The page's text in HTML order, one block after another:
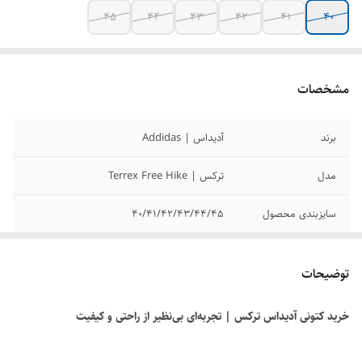
40
41
42
43
44
45
مشخصات
برند آدیداس | Addidas
مدل ترکس | Terrex Free Hike
سایزبندی محصول 40/41/42/43/44/45
توضیحات
خرید کتونی آدیداس ترکس | تجربه‌ای بی‌نظیر از راحتی و کیفیت